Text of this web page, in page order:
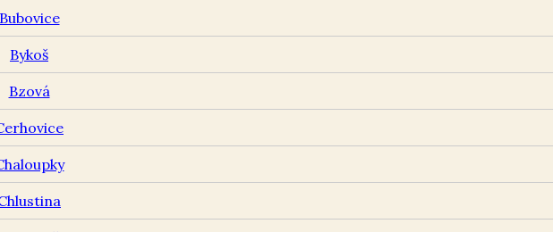
Bubovice
Bykoš
Bzová